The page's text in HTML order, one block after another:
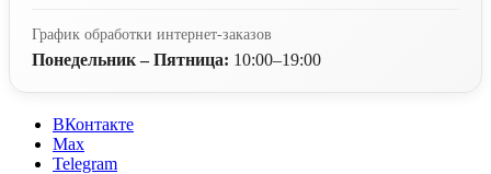
График обработки интернет-заказов
Понедельник – Пятница: 10:00–19:00
ВКонтакте
Max
Telegram